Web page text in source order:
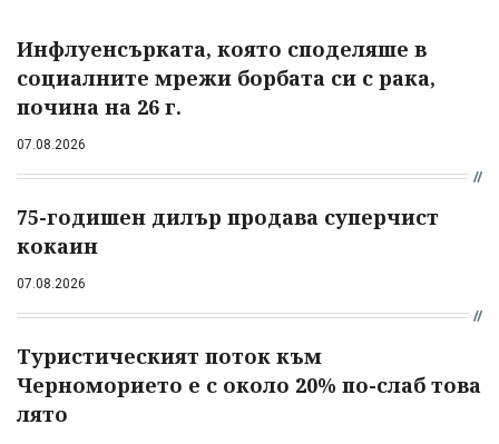
Инфлуенсърката, която споделяше в
социалните мрежи борбата си с рака,
почина на 26 г.
07.08.2026
75-годишен дилър продава суперчист
кокаин
07.08.2026
Туристическият поток към
Черноморието е с около 20% по-слаб това
лято